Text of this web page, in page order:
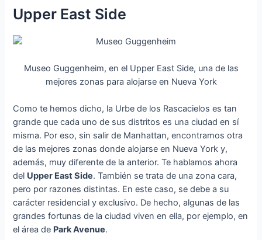
Upper East Side
Museo Guggenheim, en el Upper East Side, una de las
mejores zonas para alojarse en Nueva York
Como te hemos dicho, la Urbe de los Rascacielos es tan
grande que cada uno de sus distritos es una ciudad en sí
misma. Por eso, sin salir de Manhattan, encontramos otra
de las mejores zonas donde alojarse en Nueva York y,
además, muy diferente de la anterior. Te hablamos ahora
del Upper East Side. También se trata de una zona cara,
pero por razones distintas. En este caso, se debe a su
carácter residencial y exclusivo. De hecho, algunas de las
grandes fortunas de la ciudad viven en ella, por ejemplo, en
el área de Park Avenue.